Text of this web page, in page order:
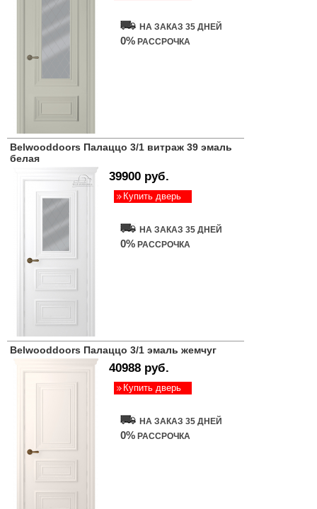
НА ЗАКАЗ 35 ДНЕЙ
0% РАССРОЧКА
Belwooddoors Палаццо 3/1 витраж 39 эмаль
белая
39900 руб.
Купить дверь
НА ЗАКАЗ 35 ДНЕЙ
0% РАССРОЧКА
Belwooddoors Палаццо 3/1 эмаль жемчуг
40988 руб.
Купить дверь
НА ЗАКАЗ 35 ДНЕЙ
0% РАССРОЧКА